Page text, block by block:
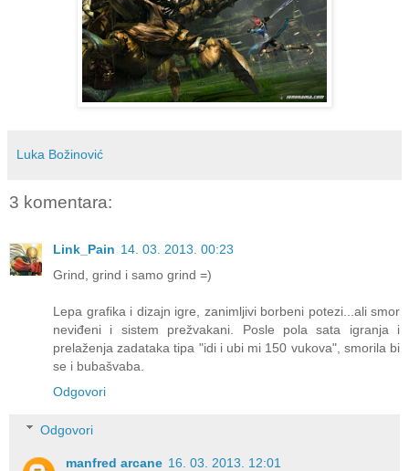
Luka Božinović
3 komentara:
Link_Pain 14. 03. 2013. 00:23
Grind, grind i samo grind =)
Lepa grafika i dizajn igre, zanimljivi borbeni potezi...ali smor
neviđeni i sistem prežvakani. Posle pola sata igranja i
prelaženja zadataka tipa "idi i ubi mi 150 vukova", smorila bi
se i bubašvaba.
Odgovori
Odgovori
manfred arcane 16. 03. 2013. 12:01